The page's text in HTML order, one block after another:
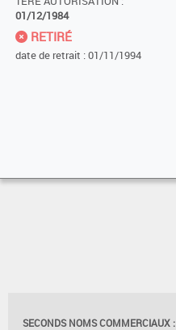
01/12/1984
RETIRÉ
date de retrait : 01/11/1994
SECONDS NOMS COMMERCIAUX :